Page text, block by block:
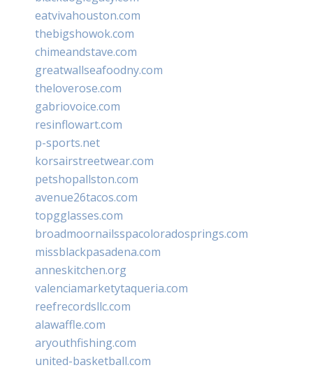
eatvivahouston.com
thebigshowok.com
chimeandstave.com
greatwallseafoodny.com
theloverose.com
gabriovoice.com
resinflowart.com
p-sports.net
korsairstreetwear.com
petshopallston.com
avenue26tacos.com
topgglasses.com
broadmoornailsspacoloradosprings.com
missblackpasadena.com
anneskitchen.org
valenciamarketytaqueria.com
reefrecordsllc.com
alawaffle.com
aryouthfishing.com
united-basketball.com